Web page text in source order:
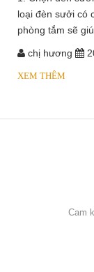
loại đèn sưởi có
phòng tắm sẽ
chị hương
XEM THÊM
Cam